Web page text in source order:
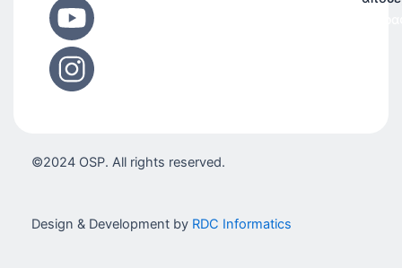
©2024 OSP. All rights reserved.
Design & Development by RDC Informatics